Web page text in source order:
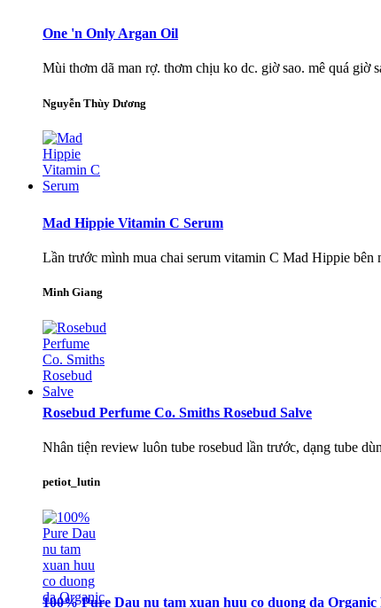
One 'n Only Argan Oil
Mùi thơm dã man rợ. thơm chịu ko dc. giờ sao. mê quá giờ
Nguyễn Thùy Dương
Mad Hippie Vitamin C Serum
Lần trước mình mua chai serum vitamin C Mad Hippie bên
Minh Giang
Rosebud Perfume Co. Smiths Rosebud Salve
Nhân tiện review luôn tube rosebud lần trước, dạng tube
petiot_lutin
100% Pure Dau nu tam xuan huu co duong da Organic